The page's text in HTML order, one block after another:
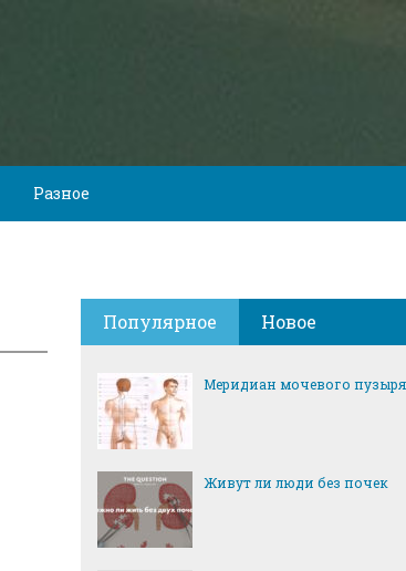
Разное
Популярное Новое
Меридиан мочевого
Живут ли люди без почек